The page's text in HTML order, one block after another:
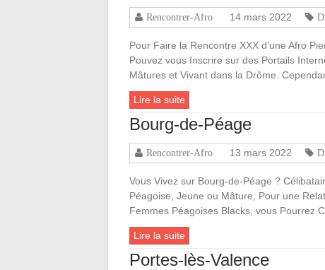
Rencontrer-Afro 14 mars 2022
Pour Faire la Rencontre XXX d’une Afro
Pouvez vous Inscrire sur des Portails
Mâtures et Vivant dans la Drôme.
Lire la suite
Bourg-de-Péage
Rencontrer-Afro 13 mars 2022
Vous Vivez sur Bourg-de-Péage ?
Péagoise, Jeune ou Mâture, Pour une
Femmes Péagoises Blacks, vous Pourrez
Lire la suite
Portes-lès-Valence